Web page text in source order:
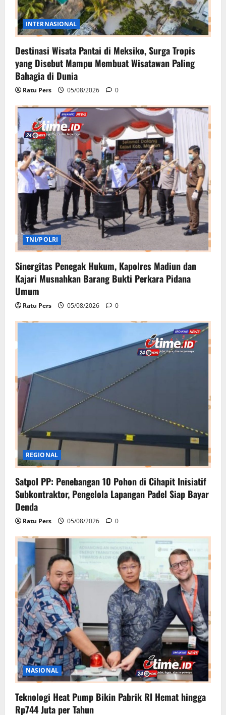
INTERNASIONAL
Destinasi Wisata Pantai di Meksiko, Surga Tropis
yang Disebut Mampu Membuat Wisatawan Paling
Bahagia di Dunia
Ratu Pers 05/08/2026 0
TNI/POLRI
Sinergitas Penegak Hukum, Kapolres Madiun dan
Kajari Musnahkan Barang Bukti Perkara Pidana
Umum
Ratu Pers 05/08/2026 0
REGIONAL
Satpol PP: Penebangan 10 Pohon di Cihapit Inisiatif
Subkontraktor, Pengelola Lapangan Padel Siap Bayar
Denda
Ratu Pers 05/08/2026 0
NASIONAL
Teknologi Heat Pump Bikin Pabrik RI Hemat hingga
Rp744 Juta per Tahun